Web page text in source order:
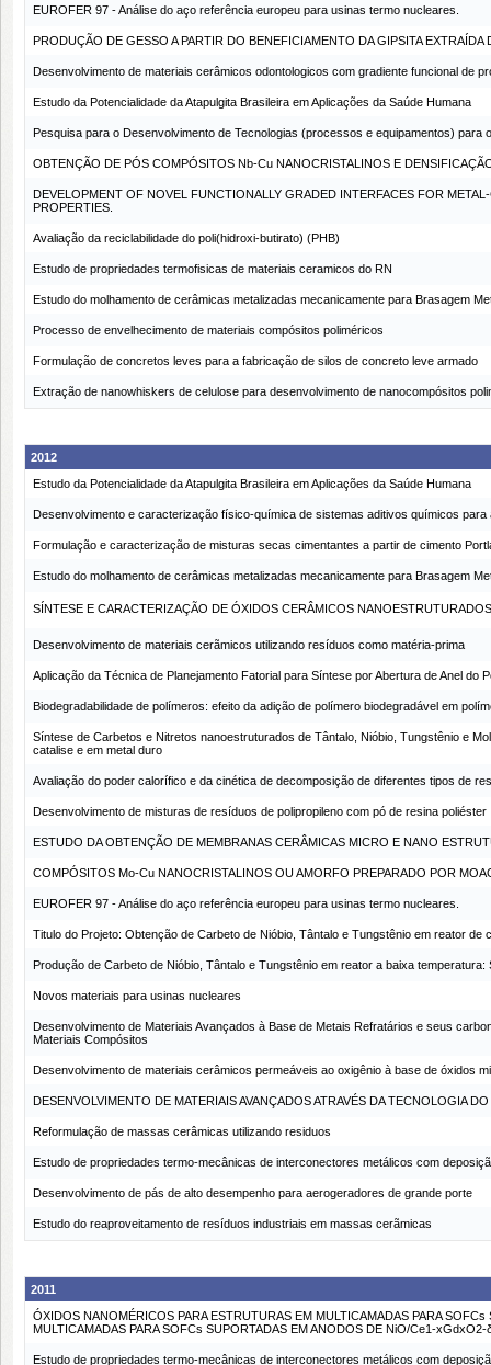
EUROFER 97 - Análise do aço referência europeu para usinas termo nucleares.
PRODUÇÃO DE GESSO A PARTIR DO BENEFICIAMENTO DA GIPSITA EXTRAÍDA
Desenvolvimento de materiais cerâmicos odontologicos com gradiente funcional de
Estudo da Potencialidade da Atapulgita Brasileira em Aplicações da Saúde Humana
Pesquisa para o Desenvolvimento de Tecnologias (processos e equipamentos)
OBTENÇÃO DE PÓS COMPÓSITOS Nb-Cu NANOCRISTALINOS E
DEVELOPMENT OF NOVEL FUNCTIONALLY GRADED INTERFACES FOR
PROPERTIES.
Avaliação da reciclabilidade do poli(hidroxi-butirato) (PHB)
Estudo de propriedades termofisicas de materiais ceramicos do RN
Estudo do molhamento de cerâmicas metalizadas mecanicamente para Brasagem
Processo de envelhecimento de materiais compósitos poliméricos
Formulação de concretos leves para a fabricação de silos de concreto leve armado
Extração de nanowhiskers de celulose para desenvolvimento de nanocompósitos
2012
Estudo da Potencialidade da Atapulgita Brasileira em Aplicações da Saúde Humana
Desenvolvimento e caracterização físico-química de sistemas aditivos químicos
Formulação e caracterização de misturas secas cimentantes a partir de cimento
Estudo do molhamento de cerâmicas metalizadas mecanicamente para Brasagem
SÍNTESE E CARACTERIZAÇÃO DE ÓXIDOS CERÂMICOS NANOESTRUTURADOS
Desenvolvimento de materiais cerãmicos utilizando resíduos como matéria-prima
Aplicação da Técnica de Planejamento Fatorial para Síntese por Abertura de Anel do
Biodegradabilidade de polímeros: efeito da adição de polímero biodegradável em
Síntese de Carbetos e Nitretos nanoestruturados de Tântalo, Nióbio, Tungstênio e
catalise e em metal duro
Avaliação do poder calorífico e da cinética de decomposição de diferentes tipos de
Desenvolvimento de misturas de resíduos de polipropileno com pó de resina poliéster
ESTUDO DA OBTENÇÃO DE MEMBRANAS CERÂMICAS MICRO E NANO
COMPÓSITOS Mo-Cu NANOCRISTALINOS OU AMORFO PREPARADO POR
EUROFER 97 - Análise do aço referência europeu para usinas termo nucleares.
Titulo do Projeto: Obtenção de Carbeto de Nióbio, Tântalo e Tungstênio em reator
Produção de Carbeto de Nióbio, Tântalo e Tungstênio em reator a baixa
Novos materiais para usinas nucleares
Desenvolvimento de Materiais Avançados à Base de Metais Refratários e seus
Materiais Compósitos
Desenvolvimento de materiais cerâmicos permeáveis ao oxigênio à base de óxidos
DESENVOLVIMENTO DE MATERIAIS AVANÇADOS ATRAVÉS DA TECNOLOGIA
Reformulação de massas cerâmicas utilizando residuos
Estudo de propriedades termo-mecânicas de interconectores metálicos com
Desenvolvimento de pás de alto desempenho para aerogeradores de grande porte
Estudo do reaproveitamento de resíduos industriais em massas cerãmicas
2011
ÓXIDOS NANOMÉRICOS PARA ESTRUTURAS EM MULTICAMADAS PARA
MULTICAMADAS PARA SOFCs SUPORTADAS EM ANODOS DE NiO/Ce1-
Estudo de propriedades termo-mecânicas de interconectores metálicos com